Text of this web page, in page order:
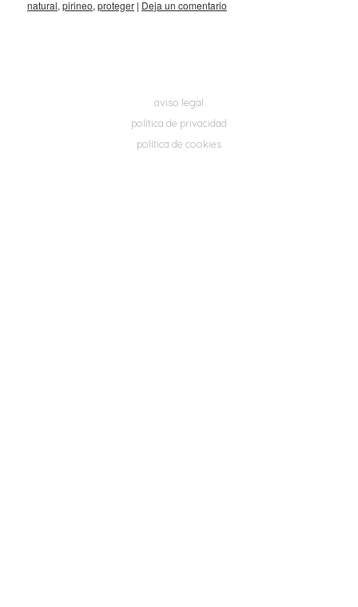
natural, pirineo, proteger | Deja un comentario
aviso legal
política de privacidad
política de cookies